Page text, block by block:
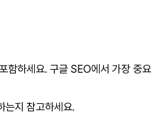
함하세요. 구글 SEO에서 가장 중요
는지 참고하세요.